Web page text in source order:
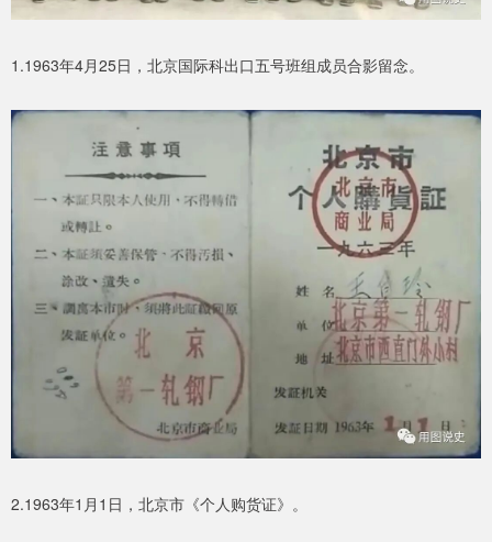
1.1963年4月25日，北京国际科出口五号班组成员合影留念。
2.1963年1月1日，北京市《个人购货证》。